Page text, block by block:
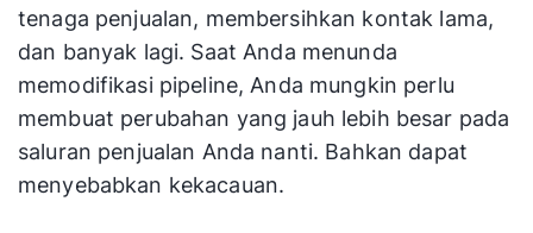
tenaga penjualan, membersihkan kontak lama,
dan banyak lagi. Saat Anda menunda
memodifikasi pipeline, Anda mungkin perlu
membuat perubahan yang jauh lebih besar pada
saluran penjualan Anda nanti. Bahkan dapat
menyebabkan kekacauan.